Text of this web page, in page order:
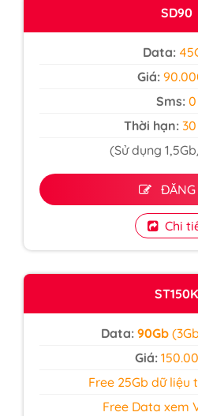
SD90
Data:
Giá:
Sms: 0
Thời hạn:30
(Sử dụng
ĐĂNG
Chi
ST150K
Data:90Gb
Giá:
Free 25Gb dữ liệu
Free Data xem